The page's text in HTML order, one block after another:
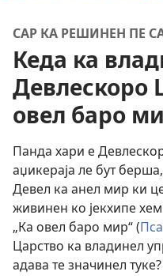
САР КА РЕШИНЕН ПЕ
Кеда ка
Девлескоро
овел баро
Панда хари е
аџикераја ле бут
Девел ка анел мир ки
живинен ко јекхипе
„Ка овел баро мир“ (
Царство ка владинел
адава те значинел туке?